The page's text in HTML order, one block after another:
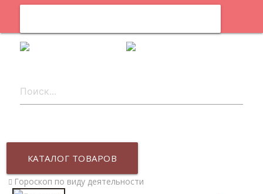
КАТАЛОГ ТОВАРОВ
Гороскоп по виду деятельности